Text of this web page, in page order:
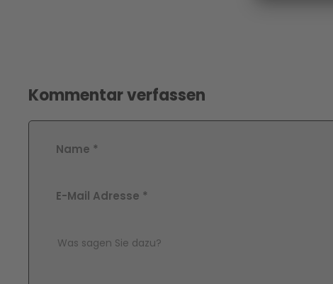
Kommentar verfassen
Name *
E-Mail Adresse *
Comment Text*